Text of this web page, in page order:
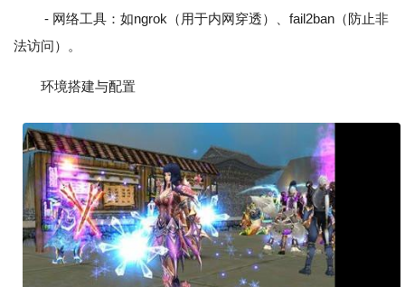
- 网络工具：如ngrok（用于内网穿透）、fail2ban（防止非
法访问）。
环境搭建与配置